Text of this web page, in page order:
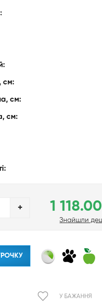
см:
см:
см:
+ 1
Знайшли
У БАЖАННЯ